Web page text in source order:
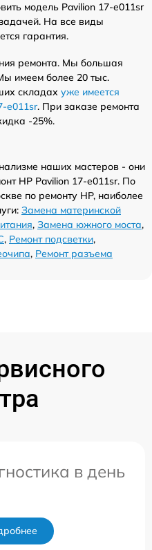
модель Pavilion 17-e011sr
На все виды
гарантия.
ремонта. Мы большая
имеем более 20 тыс.
складах уже имеется
e011sr. При заказе ремонта
-25%.
наших мастеров - они
HP Pavilion 17-e011sr. По
по ремонту HP, наиболее
Замена материнской
, Замена южного моста,
, Ремонт подсветки,
, Ремонт разъема
в день